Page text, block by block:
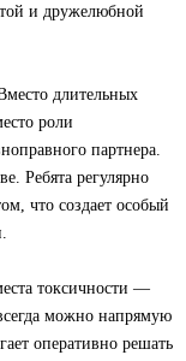
и дружелюбной
длительных
роли
партнера.
Ребята регулярно
что создает особый
токсичности —
можно напрямую
оперативно решать